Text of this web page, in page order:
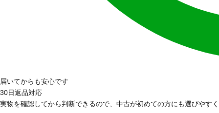
届いてからも安心です
30日返品対応
実物を確認してから判断できるので、中古が初めての方にも選びやす